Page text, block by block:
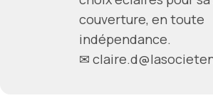
couverture, en toute
indépendance.
✉